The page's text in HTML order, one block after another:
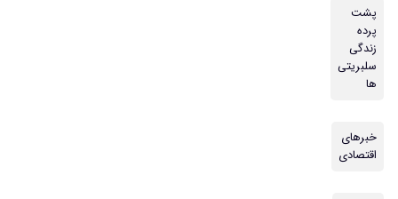
پشت
پرده
زندگی
سلبریتی
ها
خبرهای
اقتصادی